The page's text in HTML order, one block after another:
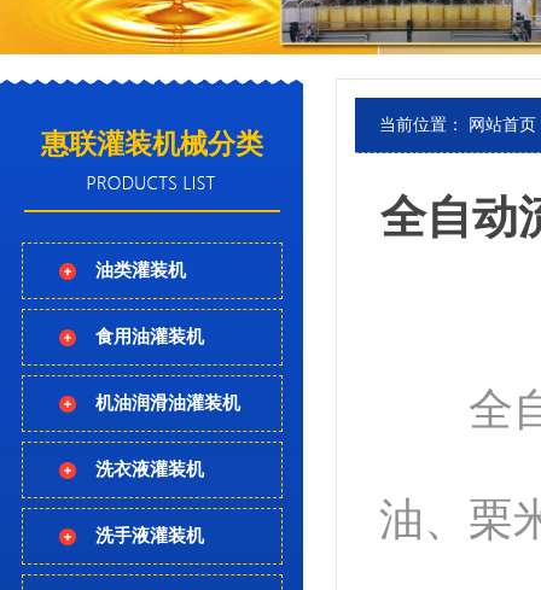
惠联灌装机械分类
油类灌装机
食用油灌装机
机油润滑油灌装机
洗衣液灌装机
洗手液灌装机
当前位置： 网站首页
全自动
全自
油、栗